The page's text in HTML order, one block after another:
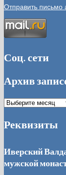
Отправить письмо
Соц. сети
Архив
Архив
Реквизиты
Иверский
мужской